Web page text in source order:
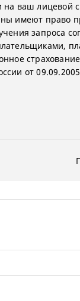
на ваш лицевой
имеют право
запроса
от